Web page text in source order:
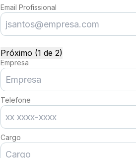
Email Profissional
Próximo (1 de 2)
Empresa
Telefone
Cargo